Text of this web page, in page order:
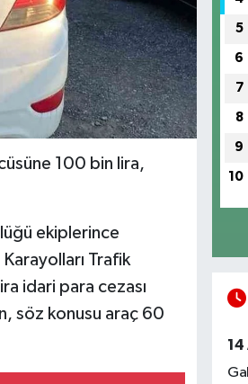
100 bin lira,
ekiplerince
Trafik
idari para cezası
söz konusu araç 60
5
6
7
8
9
10